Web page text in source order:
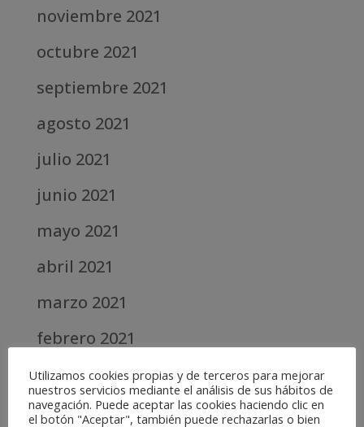
noviembre 2021
octubre 2021
septiembre 2021
agosto 2021
julio 2021
junio 2021
mayo 2021
abril 2021
marzo 2021
febrero 2021
diciembre 2020
abril 2020
Utilizamos cookies propias y de terceros para mejorar
nuestros servicios mediante el análisis de sus hábitos de
navegación. Puede aceptar las cookies haciendo clic en
el botón "Aceptar", también puede rechazarlas o bien